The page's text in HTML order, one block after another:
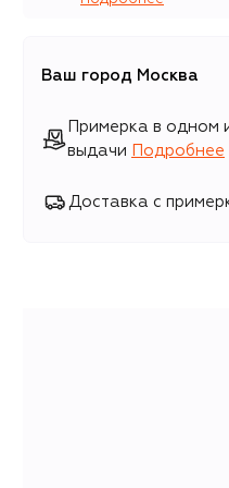
Ваш город Москва
Примерка в одном
выдачи
Подробнее
Доставка с